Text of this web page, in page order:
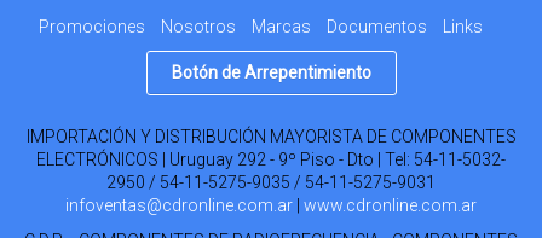
Promociones Nosotros Marcas Documentos Links
Botón de Arrepentimiento
IMPORTACIÓN Y DISTRIBUCIÓN MAYORISTA DE COMPONENTES
ELECTRÓNICOS | Uruguay 292 - 9º Piso - Dto | Tel: 54-11-5032-
2950 / 54-11-5275-9035 / 54-11-5275-9031
infoventas@cdronline.com.ar www.cdronline.com.ar